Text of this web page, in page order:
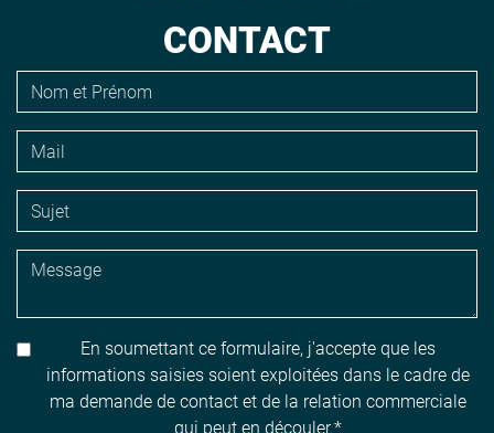
CONTACT
En soumettant ce formulaire, j'accepte que les
informations saisies soient exploitées dans le cadre de
ma demande de contact et de la relation commerciale
qui peut en découler.